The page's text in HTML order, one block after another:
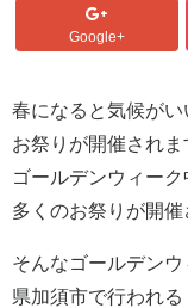
Google+
春になると気候が
お祭りが開催されま
ゴールデンウィー
多くのお祭りが開催
そんなゴールデン
県加須市で行われる